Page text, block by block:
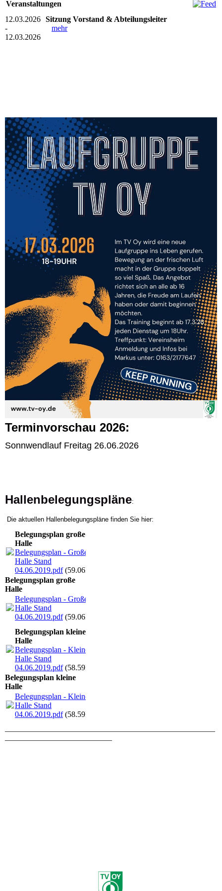
Veranstaltungen
12.03.2026
-
12.03.2026
Sitzung Vorstand & Abteilungsleiter
mehr
Terminvorschau 2026:
Sonnwendlauf Freitag 26.06.2026
Hallenbelegungspläne:
Die aktuellen Hallenbelegungspläne finden Sie hier:
Belegungsplan große
Halle
Belegungsplan - Große
Halle Stand
04.06.2019.pdf(59.06KB)
Belegungsplan große
Halle
Belegungsplan - Große
Halle Stand
04.06.2019.pdf(59.06KB)
Belegungsplan kleine
Halle
Belegungsplan - Kleine
Halle Stand
04.06.2019.pdf(58.59KB)
Belegungsplan kleine
Halle
Belegungsplan - Kleine
Halle Stand
04.06.2019.pdf(58.59KB)